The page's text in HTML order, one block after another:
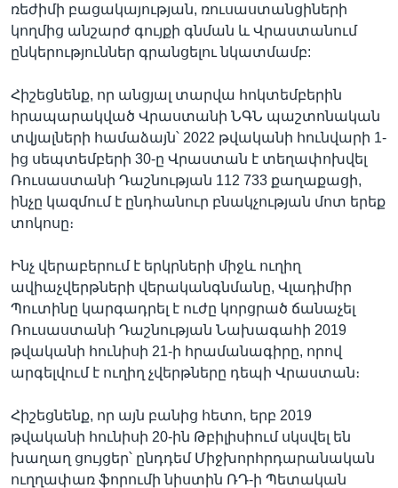
ռեժիմի բացակայության, ռուսաստանցիների
կողմից անշարժ գույքի գնման և Վրաստանում
ընկերություններ գրանցելու նկատմամբ:
Հիշեցնենք, որ անցյալ տարվա հոկտեմբերին
հրապարակված Վրաստանի ՆԳՆ պաշտոնական
տվյալների համաձայն՝ 2022 թվականի հունվարի 1-
ից սեպտեմբերի 30-ը Վրաստան է տեղափոխվել
Ռուսաստանի Դաշնության 112 733 քաղաքացի,
ինչը կազմում է ընդհանուր բնակչության մոտ երեք
տոկոսը։
Ինչ վերաբերում է երկրների միջև ուղիղ
ավիաչվերթների վերականգնմանը, Վլադիմիր
Պուտինը կարգադրել է ուժը կորցրած ճանաչել
Ռուսաստանի Դաշնության Նախագահի 2019
թվականի հունիսի 21-ի հրամանագիրը, որով
արգելվում է ուղիղ չվերթները դեպի Վրաստան։
Հիշեցնենք, որ այն բանից հետո, երբ 2019
թվականի հունիսի 20-ին Թբիլիսիում սկսվել են
խաղաղ ցույցեր՝ ընդդեմ Միջխորհրդարանական
ուղղափառ ֆորումի նիստին ՌԴ-ի Պետական